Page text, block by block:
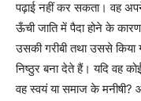
पढ़ाई नहीं कर सकता। वह
ऊँची जाति में पैदा होने के
उसकी गरीबी तथा उससे
निष्ठुर बना देते हैं। यदि वह
वह स्वयं या समाज के मनीषी?